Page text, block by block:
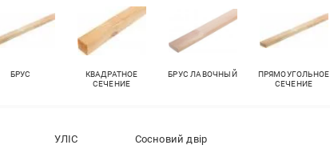
БРУС
КВАДРАТНОЕ
СЕЧЕНИЕ
БРУС ЛАВОЧНЫЙ
ПРЯМОУГОЛЬНОЕ
СЕЧЕНИЕ
УЛІС Cосновий двір